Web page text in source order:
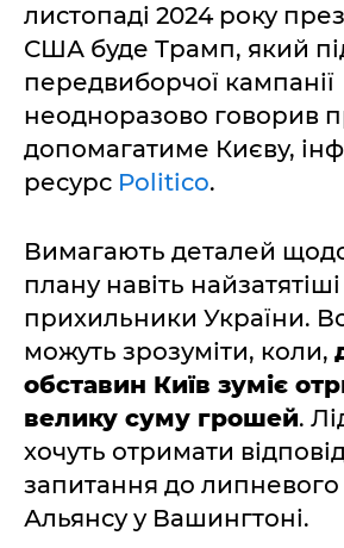
листопаді 2024 року
США буде Трамп, який
передвиборчої кампанії
неодноразово говорив
допомагатиме Києву,
ресурс Politico.
Вимагають деталей
плану навіть найзатятіші
прихильники України.
можуть зрозуміти, коли,
обставин Київ зуміє
велику суму грошей.
хочуть отримати
запитання до липневого
Альянсу у Вашингтоні.